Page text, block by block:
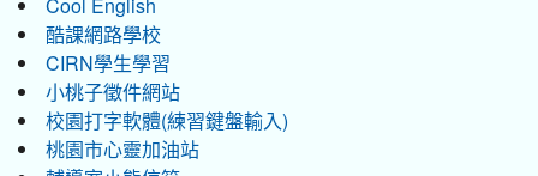
Cool English
酷課網路學校
CIRN學生學習
小桃子徵件網站
校園打字軟體(練習鍵盤輸入)
桃園市心靈加油站